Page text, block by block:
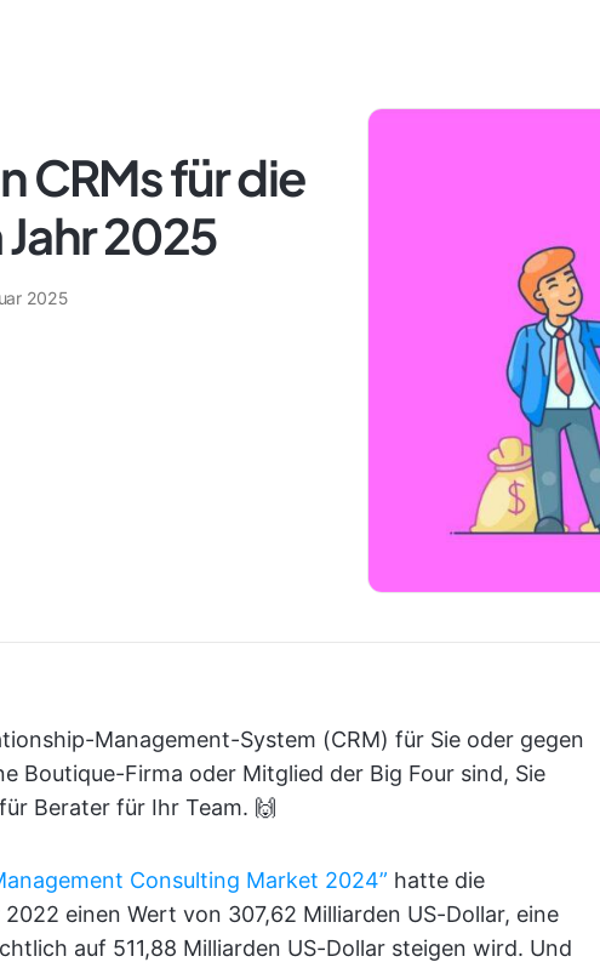
CRMs für die
2025
2025
Management-System (CRM) für Sie oder gegen
Boutique-Firma oder Mitglied der Big Four sind, Sie
Berater für Ihr Team. 🙌
Consulting Market 2024” hatte die
einen Wert von 307,62 Milliarden US-Dollar, eine
auf 511,88 Milliarden US-Dollar steigen wird. Und